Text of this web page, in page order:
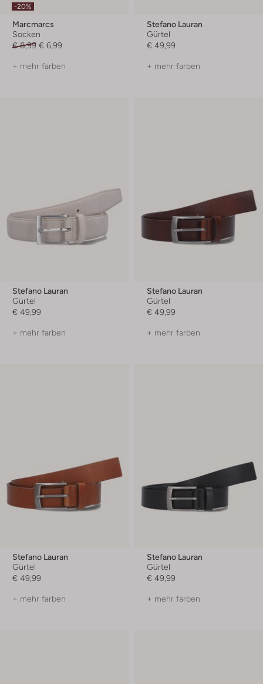
-20%
Marcmarcs
Socken
€ 8,99 € 6,99
+ mehr farben
Stefano Lauran
Gürtel
€ 49,99
+ mehr farben
Stefano Lauran
Gürtel
€ 49,99
+ mehr farben
Stefano Lauran
Gürtel
€ 49,99
+ mehr farben
Stefano Lauran
Gürtel
€ 49,99
+ mehr farben
Stefano Lauran
Gürtel
€ 49,99
+ mehr farben